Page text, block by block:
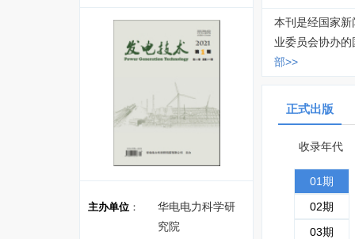
主办单位 ：
华电电力科学研
究院
本刊是经国家
业委员会协办
部>>
正式出版
收录年代
01期
02期
03期